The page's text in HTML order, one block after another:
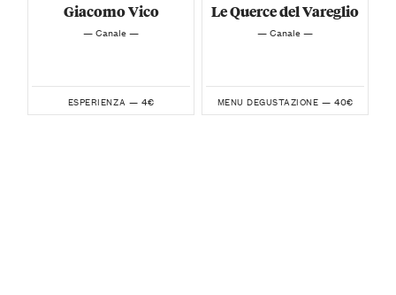
Giacomo Vico
— Canale —
ESPERIENZA — 4€
Le Querce del Vareglio
— Canale —
MENU DEGUSTAZIONE — 40€